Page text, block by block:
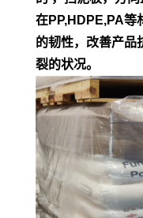
在PP,HDPE,PA等
的韧性，改善产品
裂的状况。